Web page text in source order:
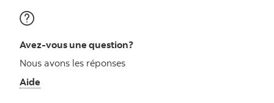
Avez-vous une question?
Nous avons les réponses
Aide